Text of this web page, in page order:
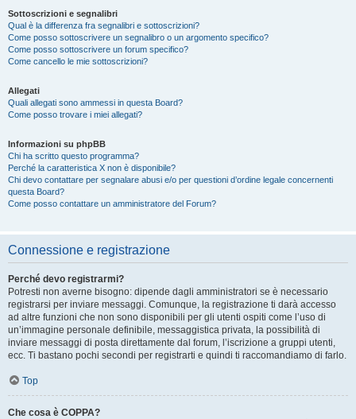
Sottoscrizioni e segnalibri
Qual è la differenza fra segnalibri e sottoscrizioni?
Come posso sottoscrivere un segnalibro o un argomento specifico?
Come posso sottoscrivere un forum specifico?
Come cancello le mie sottoscrizioni?
Allegati
Quali allegati sono ammessi in questa Board?
Come posso trovare i miei allegati?
Informazioni su phpBB
Chi ha scritto questo programma?
Perché la caratteristica X non è disponibile?
Chi devo contattare per segnalare abusi e/o per questioni d’ordine legale concernenti
questa Board?
Come posso contattare un amministratore del Forum?
Connessione e registrazione
Perché devo registrarmi?
Potresti non averne bisogno: dipende dagli amministratori se è necessario
registrarsi per inviare messaggi. Comunque, la registrazione ti darà accesso
ad altre funzioni che non sono disponibili per gli utenti ospiti come l’uso di
un’immagine personale definibile, messaggistica privata, la possibilità di
inviare messaggi di posta direttamente dal forum, l’iscrizione a gruppi utenti,
ecc. Ti bastano pochi secondi per registrarti e quindi ti raccomandiamo di farlo.
Top
Che cosa è COPPA?